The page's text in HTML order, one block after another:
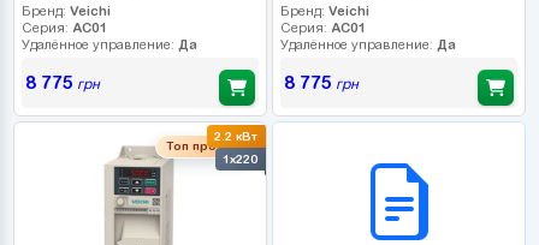
Бренд: Veichi
Серия: AC01
Удалённое управление: Да
8 775 грн
Бренд: Veichi
Серия: AC01
Удалённое управление: Да
8 775 грн
2.2 кВт
1x220
Топ продаж